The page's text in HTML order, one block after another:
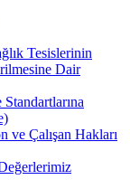
Tesislerinin
Dair
ve Çalışan Hakları